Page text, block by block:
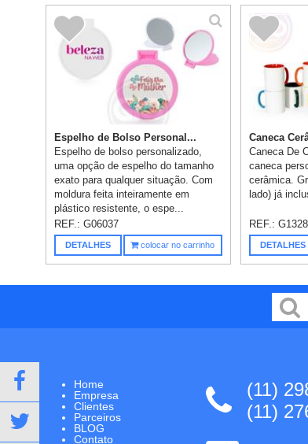
Espelho de Bolso Personal...
Espelho de bolso personalizado,
uma opção de espelho do tamanho
exato para qualquer situação. Com
moldura feita inteiramente em
plástico resistente, o espe...
REF.:G06037
DETALHES colocar no carrinho
Caneca
Caneca De
caneca
cerâmica.
lado) já
REF.:
DETALHES
Home
Empresa
Clientes
Parceiros
BLOG
Contato
(11)
(11)